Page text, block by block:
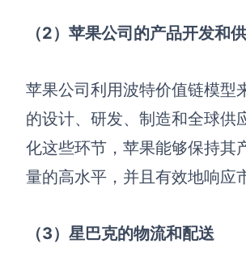
（2）苹果公司的产品开发和
苹果公司利用波特价值链模型
的设计、研发、制造和全球供
化这些环节，苹果能够保持其
量的高水平，并且有效地响应
（3）星巴克的物流和配送